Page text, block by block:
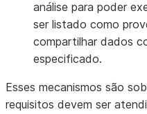
análise para poder
ser listado como
compartilhar dados
especificado.
Esses mecanismos são
requisitos devem ser